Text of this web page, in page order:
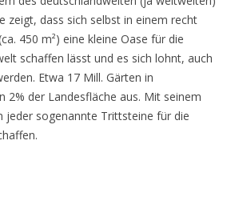
zeigt, dass sich selbst in einem recht
450 m²) eine kleine Oase für die
schaffen lässt und es sich lohnt, auch
Etwa 17 Mill. Gärten in
2% der Landesfläche aus. Mit seinem
jeder sogenannte Trittsteine für die